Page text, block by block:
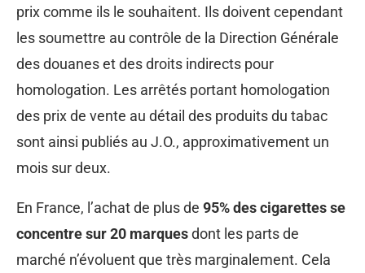
prix comme ils le souhaitent. Ils doivent cependant
les soumettre au contrôle de la Direction Générale
des douanes et des droits indirects pour
homologation. Les arrêtés portant homologation
des prix de vente au détail des produits du tabac
sont ainsi publiés au J.O., approximativement un
mois sur deux.
En France, l’achat de plus de 95% des cigarettes se
concentre sur 20 marquesdont les parts de
marché n’évoluent que très marginalement. Cela